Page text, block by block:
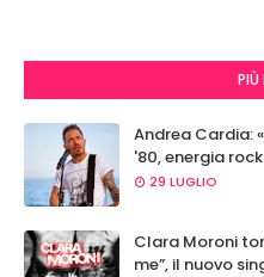
PIÙ
Andrea Cardia:
'80, energia
29 LUGLIO
Clara Moroni
me”, il nuovo